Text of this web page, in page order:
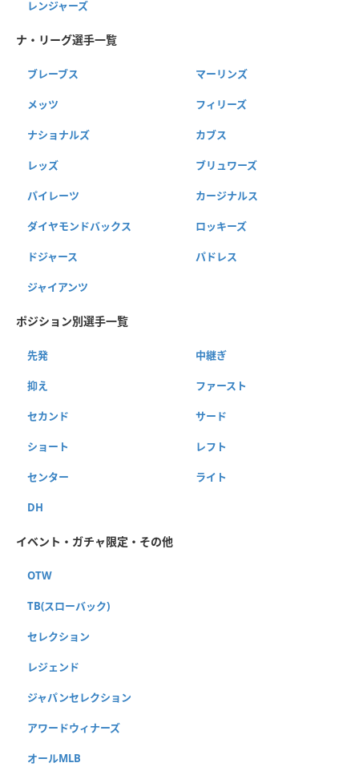
レンジャーズ
ナ・リーグ選手一覧
ブレーブス マーリンズ
メッツ フィリーズ
ナショナルズ カブス
レッズ ブリュワーズ
パイレーツ カージナルス
ダイヤモンドバックス ロッキーズ
ドジャース パドレス
ジャイアンツ
ポジション別選手一覧
先発 中継ぎ
抑え ファースト
セカンド サード
ショート レフト
センター ライト
DH
イベント・ガチャ限定・その他
OTW
TB(スローバック)
セレクション
レジェンド
ジャパンセレクション
アワードウィナーズ
オールMLB